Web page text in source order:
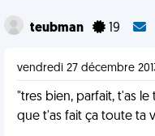
teubman 19
vendredi 27 décembre 2013
"tres bien, parfait, t'as
que t'as fait ça toute ta